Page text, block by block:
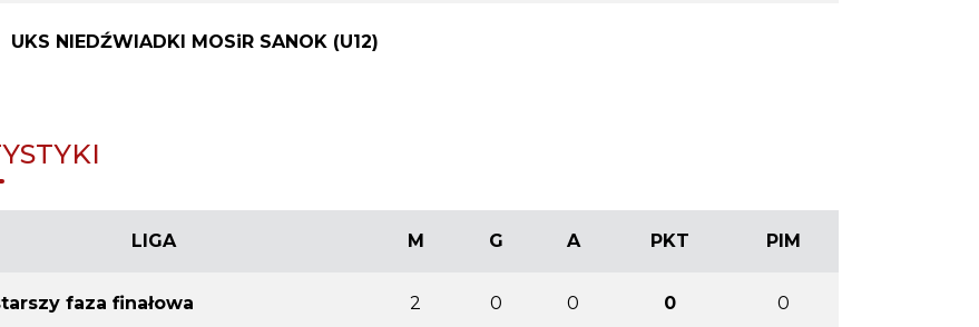
UKS NIEDŹWIADKI MOSiR SANOK (U12)
LIGA M G A PKT PIM
faza finałowa 2 0 0 0 0